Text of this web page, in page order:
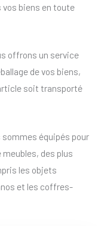
biens en toute
offrons un service
de vos biens,
soit transporté
équipés pour
des plus
les objets
et les coffres-